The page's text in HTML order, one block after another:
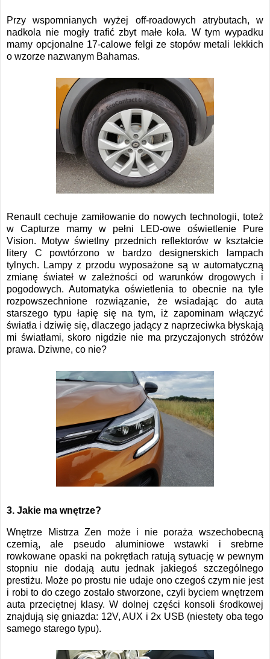
Przy wspomnianych wyżej off-roadowych atrybutach, w
nadkola nie mogły trafić zbyt małe koła. W tym wypadku
mamy opcjonalne 17-calowe felgi ze stopów metali lekkich
o wzorze nazwanym Bahamas.
Renault cechuje zamiłowanie do nowych technologii, toteż
w Capturze mamy w pełni LED-owe oświetlenie Pure
Vision. Motyw świetlny przednich reflektorów w kształcie
litery C powtórzono w bardzo designerskich lampach
tylnych. Lampy z przodu wyposażone są w automatyczną
zmianę świateł w zależności od warunków drogowych i
pogodowych. Automatyka oświetlenia to obecnie na tyle
rozpowszechnione rozwiązanie, że wsiadając do auta
starszego typu łapię się na tym, iż zapominam włączyć
światła i dziwię się, dlaczego jadący z naprzeciwka błyskają
mi światłami, skoro nigdzie nie ma przyczajonych stróżów
prawa. Dziwne, co nie?
3. Jakie ma wnętrze?
Wnętrze Mistrza Zen może i nie poraża wszechobecną
czernią, ale pseudo aluminiowe wstawki i srebrne
rowkowane opaski na pokrętłach ratują sytuację w pewnym
stopniu nie dodają autu jednak jakiegoś szczególnego
prestiżu. Może po prostu nie udaje ono czegoś czym nie jest
i robi to do czego zostało stworzone, czyli byciem wnętrzem
auta przeciętnej klasy. W dolnej części konsoli środkowej
znajdują się gniazda: 12V, AUX i 2x USB (niestety oba tego
samego starego typu).